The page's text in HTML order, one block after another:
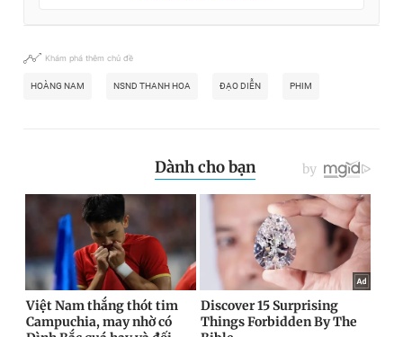
Khám phá thêm chủ đề
HOÀNG NAM NSND THANH HOA ĐẠO DIỄN PHIM